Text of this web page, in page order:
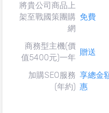
將貴公司商品上
架至戰國策團購
網
免費
商務型主機(價
值5400元)一年
贈送
加購SEO服務
(年約)
享總金
惠